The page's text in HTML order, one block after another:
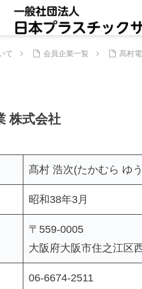
て 会員企業一覧 髙村
株式会社
髙村 浩次(たかむら ゆ
昭和38年3月
〒559-0005
大阪府大阪市住之江区
06-6674-2511